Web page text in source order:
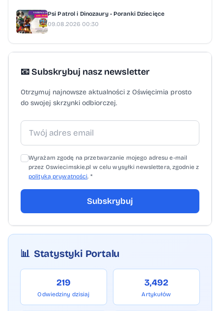
Izraela oraz Taiwanu. [mat. prasowe]
Psi Patrol i Dinozaury - Poranki Dziecięce
09.08.2026 00:30
📧 Subskrybuj nasz newsletter
Otrzymuj najnowsze aktualności z Oświęcimia prosto
do swojej skrzynki odbiorczej.
Wyrażam zgodę na przetwarzanie mojego adresu e-mail
przez Oswiecimskie.pl w celu wysyłki newslettera, zgodnie z
polityką prywatności . *
Subskrybuj
📊 Statystyki Portalu
219
Odwiedziny dzisiaj
3,492
Artykułów